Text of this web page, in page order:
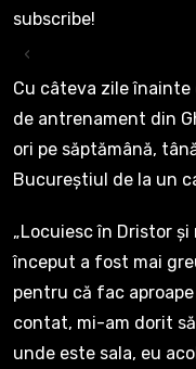
subscribe!
‹
Cu câteva zile înainte
de antrenament din
ori pe săptămână,
Bucureștiul de la un
„Locuiesc în Dristor
început a fost mai
pentru că fac
contat, mi-am dorit
unde este sala, eu